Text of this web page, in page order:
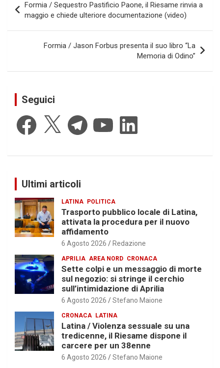
articoli
Formia / Sequestro Pastificio Paone, il Riesame rinvia a
maggio e chiede ulteriore documentazione (video)
Formia / Jason Forbus presenta il suo libro “La
Memoria di Odino”
Seguici
Facebook Telegram YouTube LinkedIn
Ultimi articoli
LATINA POLITICA
Trasporto pubblico locale di Latina,
attivata la procedura per il nuovo
affidamento
6 Agosto 2026 Redazione
APRILIA AREA NORD CRONACA
Sette colpi e un messaggio di morte
sul negozio: si stringe il cerchio
sull’intimidazione di Aprilia
6 Agosto 2026 Stefano Maione
CRONACA LATINA
Latina / Violenza sessuale su una
tredicenne, il Riesame dispone il
carcere per un 38enne
6 Agosto 2026 Stefano Maione